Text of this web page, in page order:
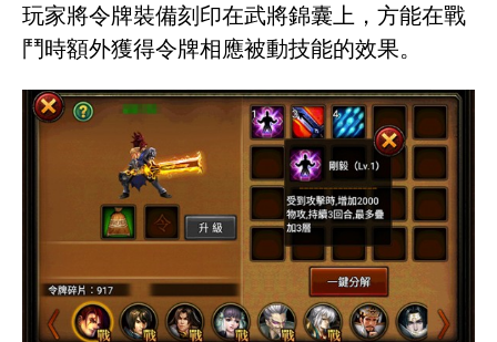
玩家將令牌裝備刻印在武將錦囊上，方能在戰
鬥時額外獲得令牌相應被動技能的效果。